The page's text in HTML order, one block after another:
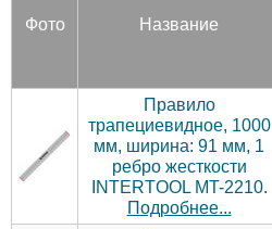
Фото Название
Правило
трапециевидное, 1000
мм, ширина: 91 мм, 1
ребро жесткости
INTERTOOL MT-2210.
Подробнее...